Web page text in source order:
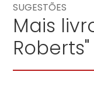
SUGESTÕES
Mais
Roberts"